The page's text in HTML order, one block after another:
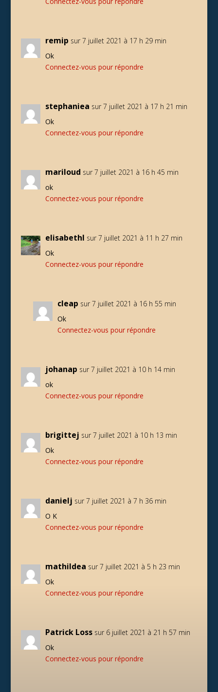
remip sur 7 juillet 2021 à 17 h 29 min
Ok
Connectez-vous pour répondre
stephaniea sur 7 juillet 2021 à 17 h 21 min
Ok
Connectez-vous pour répondre
mariloud sur 7 juillet 2021 à 16 h 45 min
ok
Connectez-vous pour répondre
elisabethl sur 7 juillet 2021 à 11 h 27 min
Ok
Connectez-vous pour répondre
cleap sur 7 juillet 2021 à 16 h 55 min
Ok
Connectez-vous pour répondre
johanap sur 7 juillet 2021 à 10 h 14 min
ok
Connectez-vous pour répondre
brigittej sur 7 juillet 2021 à 10 h 13 min
Ok
Connectez-vous pour répondre
danielj sur 7 juillet 2021 à 7 h 36 min
O K
Connectez-vous pour répondre
mathildea sur 7 juillet 2021 à 5 h 23 min
Ok
Connectez-vous pour répondre
Patrick Loss sur 6 juillet 2021 à 21 h 57 min
Ok
Connectez-vous pour répondre